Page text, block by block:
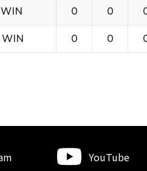
0 0
0 0
YouTube